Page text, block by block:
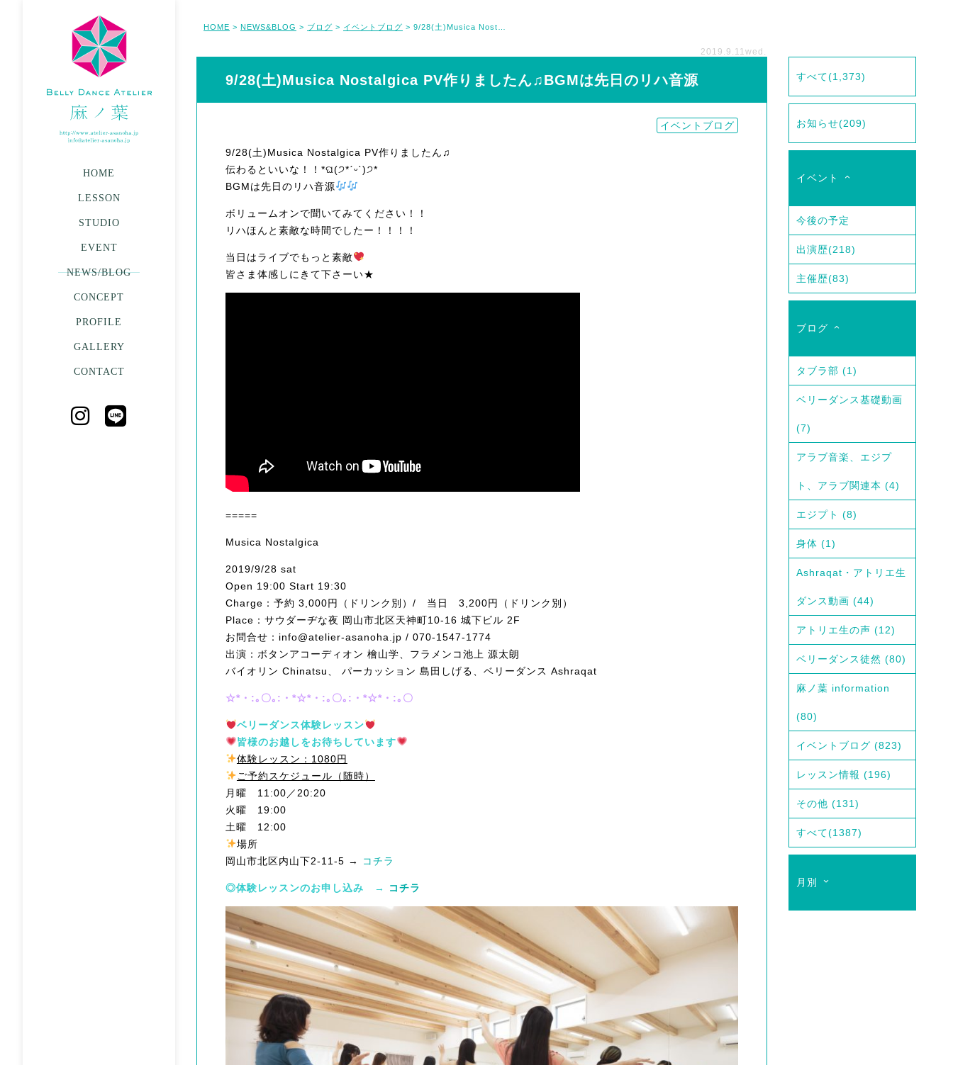
HOME
LESSON
STUDIO
EVENT
NEWS/BLOG
CONCEPT
PROFILE
GALLERY
CONTACT
HOME > NEWS&BLOG > ブログ > イベントブログ >
2019.9.11wed.
9/28(土)Musica Nostalgica PV作りましたん♫BGMは先日のリハ音源
イベントブログ
9/28(土)Musica Nostalgica PV作りましたん♫
伝わるといいな！！*ଘ(੭*ˊᵕˋ)੭*
BGMは先日のリハ音源
ボリュームオンで聞いてみてください！！
リハほんと素敵な時間でしたー！！！！
当日はライブでもっと素敵
皆さま体感しにきて下さーい★
=====
Musica Nostalgica
2019/9/28 sat
Open 19:00 Start 19:30
Charge：予約 3,000円（ドリンク別）/ 当日 3,200円（ドリンク別）
Place：サウダーヂな夜 岡山市北区天神町10-16 城下ビル 2F
お問合せ：info@atelier-asanoha.jp / 070-1547-1774
出演：ボタンアコーディオン 檜山学、フラメンコ池上 源太朗
バイオリン Chinatsu、 パーカッション 島田しげる、ベリーダンス Ashraqat
☆*・:｡〇｡:・*☆*・:｡〇｡:・*☆*・:｡〇
ベリーダンス体験レッスン
皆様のお越しをお待ちしています
体験レッスン：1080円
ご予約スケジュール（随時）
月曜 11:00／20:20
火曜 19:00
土曜 12:00
場所
岡山市北区内山下2-11-5 →
コチラ
◎体験レッスンのお申し込み → コチラ
すべて(1,373)
お知らせ(209)
イベント
今後の予定
出演歴(218)
主催歴(83)
ブログ
タブラ部 (1)
ベリーダンス基礎動画
(7)
アラブ音楽、エジプ
ト、アラブ関連本 (4)
エジプト (8)
身体 (1)
Ashraqat・アトリエ生
ダンス動画 (44)
アトリエ生の声 (12)
ベリーダンス徒然 (80)
麻ノ葉 information
(80)
イベントブログ (823)
レッスン情報 (196)
その他 (131)
すべて(1387)
月別